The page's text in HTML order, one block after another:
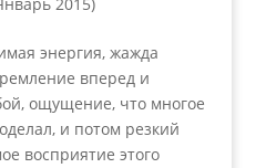
энергия, жажда
вперед и
ощущение, что многое
и потом резкий
восприятие этого